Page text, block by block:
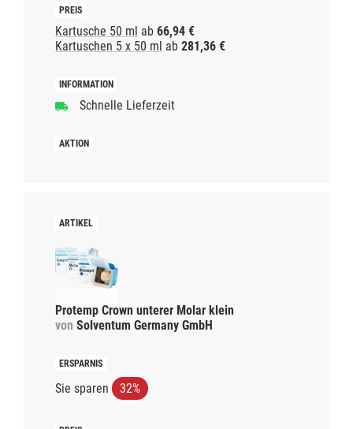
Kartusche 50 ml ab 66,94 €
Kartuschen 5 x 50 ml ab 281,36 €
Schnelle Lieferzeit
Protemp Crown unterer Molar klein
von Solventum Germany GmbH
Sie sparen 32%